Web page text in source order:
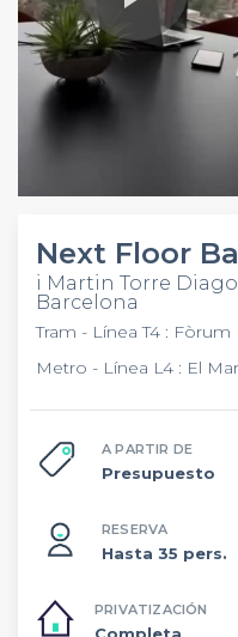
Next Floor
i Martin Torre
Barcelona
Tram - Línea T4 : Fòrum
Metro - Línea L4 : El
A PARTIR DE
Presupuesto
RESERVA
Hasta 35 pers.
PRIVATIZACIÓN